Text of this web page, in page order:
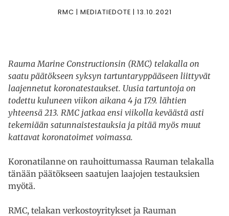
RMC | MEDIATIEDOTE | 13.10.2021
Rauma Marine Constructionsin (RMC) telakalla on
saatu päätökseen syksyn tartuntaryppääseen liittyvät
laajennetut koronatestaukset. Uusia tartuntoja on
todettu kuluneen viikon aikana 4 ja 17.9. lähtien
yhteensä 213. RMC jatkaa ensi viikolla keväästä asti
tekemiään satunnaistestauksia ja pitää myös muut
kattavat koronatoimet voimassa.
Koronatilanne on rauhoittumassa Rauman telakalla
tänään päätökseen saatujen laajojen testauksien
myötä.
RMC, telakan verkostoyritykset ja Rauman